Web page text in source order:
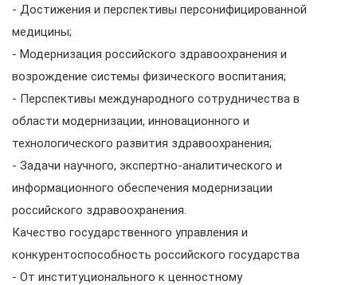
- Достижения и перспективы персонифицированной
медицины;
- Модернизация российского здравоохранения и
возрождение системы физического воспитания;
- Перспективы международного сотрудничества в
области модернизации, инновационного и
технологического развития здравоохранения;
- Задачи научного, экспертно-аналитического и
информационного обеспечения модернизации
российского здравоохранения.
Качество государственного управления и
конкурентоспособность российского государства
- От институционального к ценностному